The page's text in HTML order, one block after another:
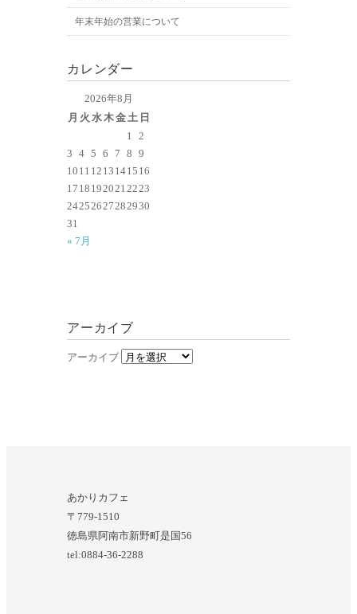
年末年始の営業について
カレンダー
2026年8月
月 火 水木金 土 日
« 7月
1
2
3 4 5 6 7 8 9
10 11 12 13 1415 16
17 18 19 20 21 22 23
2425 26 27 28 2930
31
アーカイブ
アーカイブ
あかりカフェ
〒779-1510
徳島県阿南市新野町是国56
tel:0884-36-2288